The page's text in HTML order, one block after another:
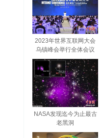
2023年世界互联网大会
乌镇峰会举行全体会议
NASA发现迄今为止最古
老黑洞